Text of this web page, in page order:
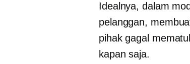
Idealnya, dalam
pelanggan,
pihak gagal
kapan saja.